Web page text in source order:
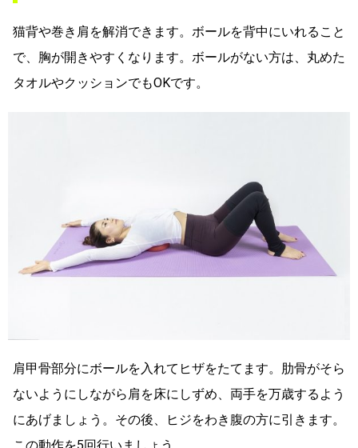
猫背や巻き肩を解消できます。ボールを背中にいれること
で、胸が開きやすくなります。ボールがない方は、丸めた
タオルやクッションでもOKです。
肩甲骨部分にボールを入れてヒザをたてます。肋骨がそら
ないようにしながら肩を床にしずめ、両手を万歳するよう
にあげましょう。その後、ヒジをわき腹の方に引きます。